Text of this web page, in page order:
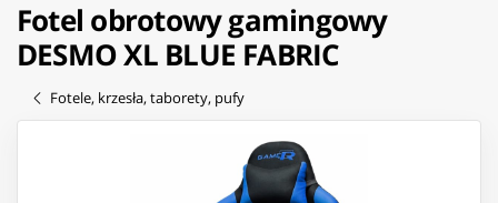
Fotel obrotowy gamingowy
DESMO XL BLUE FABRIC
Fotele, krzesła, taborety, pufy